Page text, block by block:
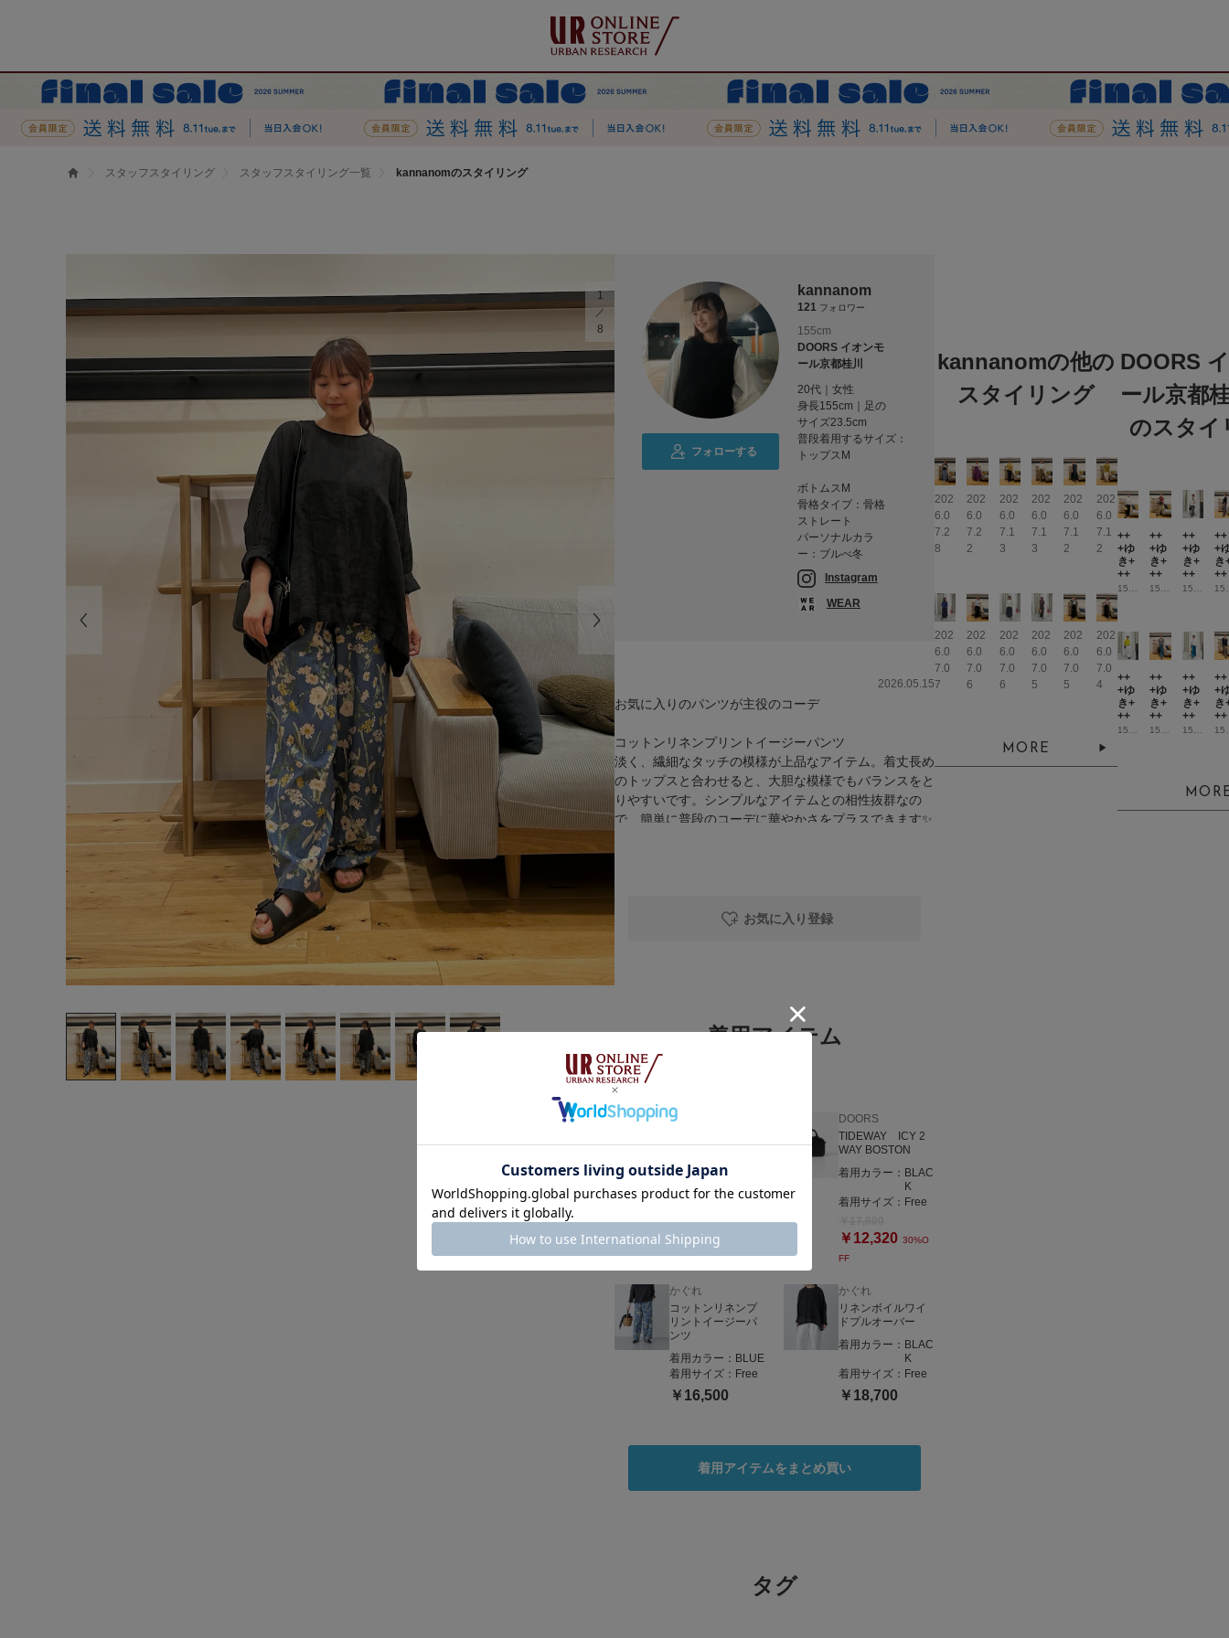
スタッフスタイリング スタッフスタイリング一覧 kannanomのスタイリング
1
8
フォローする
kannanom
121 フォロワー
155cm
DOORS イオンモ
ール京都桂川
20代｜女性
身長155cm｜足の
サイズ23.5cm
普段着用するサイズ：
トップスM
ボトムスM
骨格タイプ：骨格
ストレート
パーソナルカラ
ー：ブルべ冬
Instagram
WEAR
2026.05.15
お気に入りのパンツが主役のコーデ
コットンリネンプリントイージーパンツ
淡く、繊細なタッチの模様が上品なアイテム。着丈長め
のトップスと合わせると、大胆な模様でもバランスをと
りやすいです。シンプルなアイテムとの相性抜群なの
で、簡単に普段のコーデに華やかさをプラスできます✨
りまで身幅が繋がっている形で、自然と左右の着丈が長
もっと見る
お気に入り登録
着用アイテム
BIRKENSTOCK
DOORS
TIDEWAY ICY 2
WAY BOSTON
着用カラー： BLAC
K
着用サイズ： Free
￥12,320 30%O
FF
かぐれ
コットンリネンプ
リントイージーパ
ンツ
着用カラー： BLUE
着用サイズ： Free
￥16,500
かぐれ
リネンボイルワイ
ドプルオーバー
着用カラー： BLAC
K
着用サイズ： Free
￥18,700
着用アイテムをまとめ買い
タグ
kannanomの他の
スタイリング
202
6.0
7.2
8
202
6.0
7.2
2
202
6.0
7.1
3
202
6.0
7.1
3
202
6.0
7.1
2
202
6.0
7.1
2
202
6.0
7.0
7
202
6.0
7.0
6
202
6.0
7.0
6
202
6.0
7.0
5
202
6.0
7.0
5
202
6.0
7.0
4
MORE
DOORS
ール京都
のスタイ
++
+ゆ
き+
++
++
+ゆ
き+
++
++
+ゆ
き+
++
++
+
き
++
++
+ゆ
き+
++
151cm
++
+ゆ
き+
++
151cm
++
+ゆ
き+
++
151cm
++
+
き
++